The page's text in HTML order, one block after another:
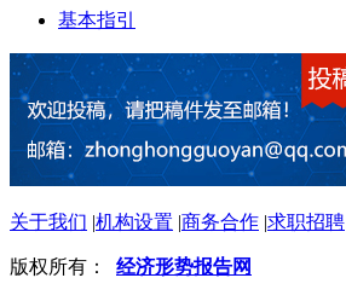
基本指引
关于我们 |机构设置 |商务合作 |求职招聘
版权所有： 经济形势报告网